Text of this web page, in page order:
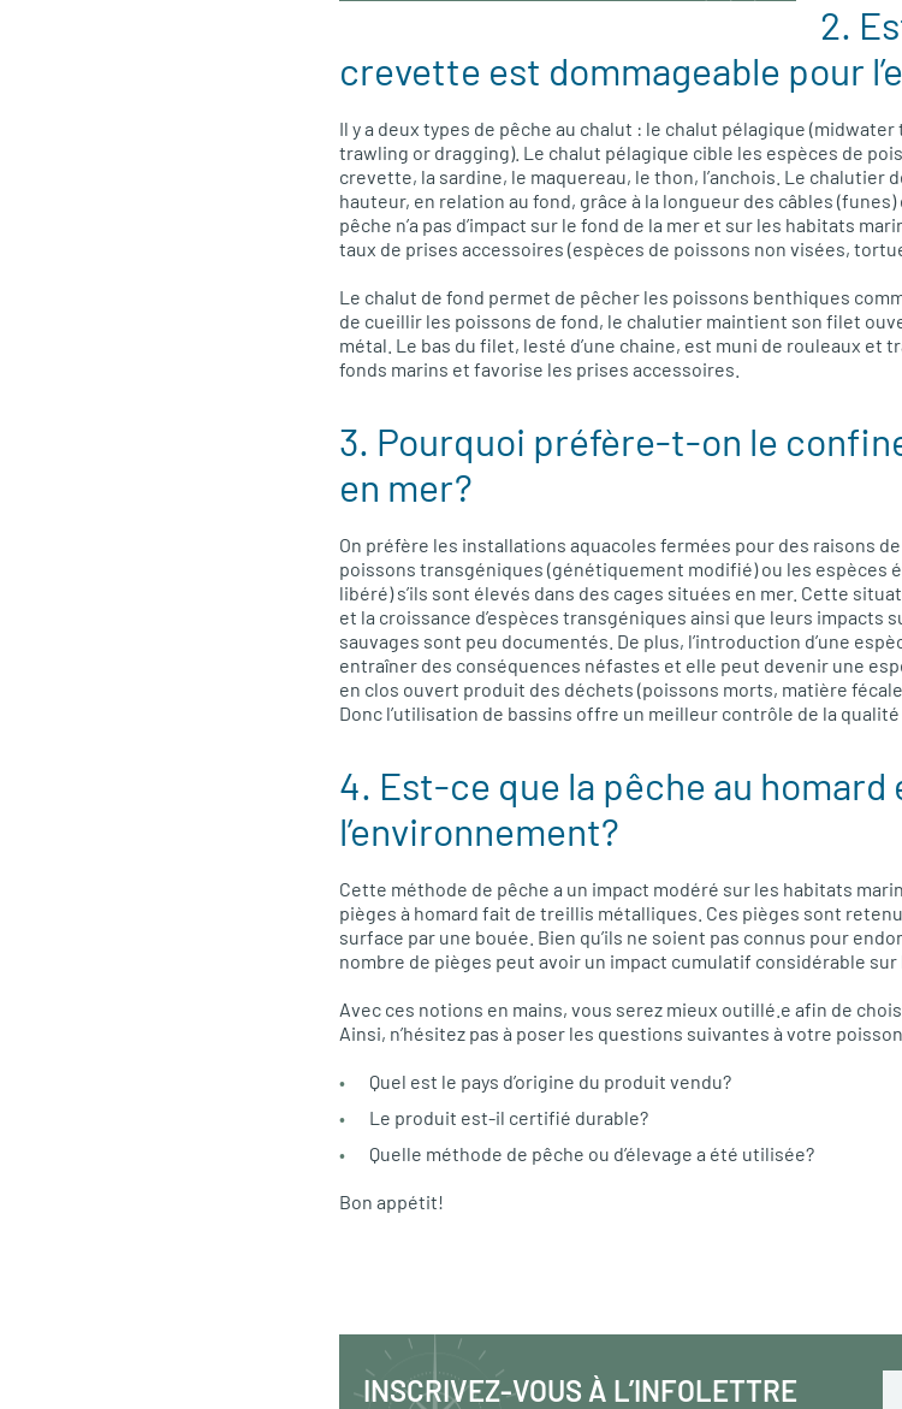
2.
crevette est dommageable pour
Il y a deux types de pêche au chalut : le chalut pélagique
trawling or dragging). Le chalut pélagique cible les espèces de
crevette, la sardine, le maquereau, le thon, l’anchois. Le chalutier
hauteur, en relation au fond, grâce à la longueur des câbles
pêche n’a pas d’impact sur le fond de la mer et sur les habitats
taux de prises accessoires (espèces de poissons non visées,
Le chalut de fond permet de pêcher les poissons benthiques
de cueillir les poissons de fond, le chalutier maintient son filet
métal. Le bas du filet, lesté d’une chaine, est muni de rouleaux
fonds marins et favorise les prises accessoires.
3. Pourquoi préfère-t-on le
en mer?
On préfère les installations aquacoles fermées pour des raisons
poissons transgéniques (génétiquement modifié) ou les espèces
libéré) s’ils sont élevés dans des cages situées en mer. Cette
et la croissance d’espèces transgéniques ainsi que leurs impacts
sauvages sont peu documentés. De plus, l’introduction d’une
entraîner des conséquences néfastes et elle peut devenir une
en clos ouvert produit des déchets (poissons morts, matière
Donc l’utilisation de bassins offre un meilleur contrôle de la qualité
4. Est-ce que la pêche au
l’environnement?
Cette méthode de pêche a un impact modéré sur les habitats
pièges à homard fait de treillis métalliques. Ces pièges sont
surface par une bouée. Bien qu’ils ne soient pas connus pour
nombre de pièges peut avoir un impact cumulatif considérable
Avec ces notions en mains, vous serez mieux outillé.e afin de
Ainsi, n’hésitez pas à poser les questions suivantes à votre
Quel est le pays d’origine du produit vendu?
Le produit est-il certifié durable?
Quelle méthode de pêche ou d’élevage a été utilisée?
Bon appétit!
INSCRIVEZ-VOUS À L’INFOLETTRE